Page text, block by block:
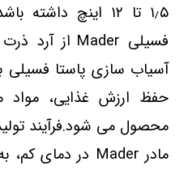
۱٫۵ تا ۱۲ اینچ داشته
فسیلی Mader از آرد
آسیاب سازی پاستا
حفظ ارزش غذایی، مواد
محصول می شود.فرآیند
مادر Mader در دمای کم،